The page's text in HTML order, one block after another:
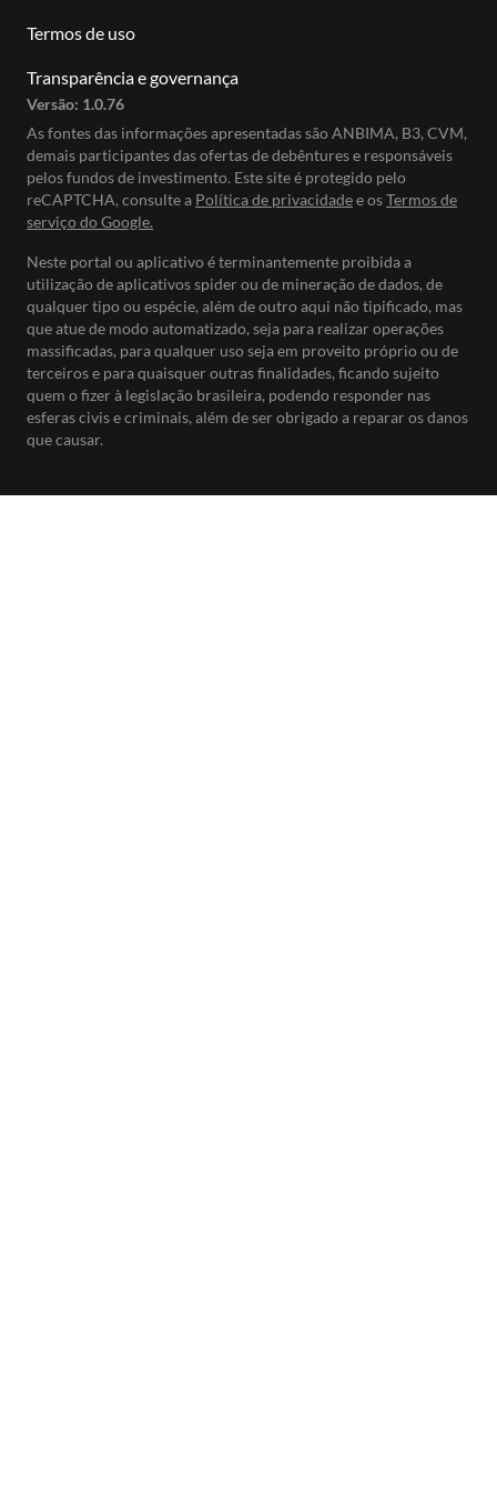
Termos de uso
Transparência e governança
Versão: 1.0.76
As fontes das informações apresentadas são ANBIMA, B3, CVM,
demais participantes das ofertas de debêntures e responsáveis
pelos fundos de investimento. Este site é protegido pelo
reCAPTCHA, consulte a Política de privacidadee osTermos de
serviço do Google.
Neste portal ou aplicativo é terminantemente proibida a
utilização de aplicativos spider ou de mineração de dados, de
qualquer tipo ou espécie, além de outro aqui não tipificado, mas
que atue de modo automatizado, seja para realizar operações
massificadas, para qualquer uso seja em proveito próprio ou de
terceiros e para quaisquer outras finalidades, ficando sujeito
quem o fizer à legislação brasileira, podendo responder nas
esferas civis e criminais, além de ser obrigado a reparar os danos
que causar.